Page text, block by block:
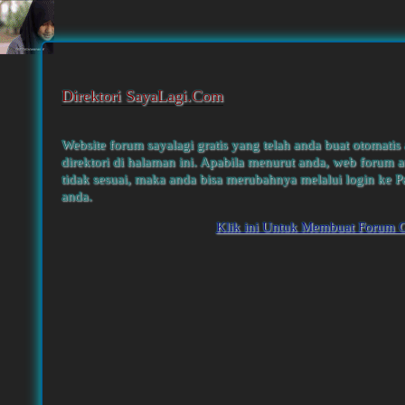
Direktori SayaLagi.Com
Website forum sayalagi gratis yang telah anda buat
direktori di halaman ini. Apabila menurut anda, web forum
tidak sesuai, maka anda bisa merubahnya melalui login ke
anda.
Klik ini Untuk Membuat Forum